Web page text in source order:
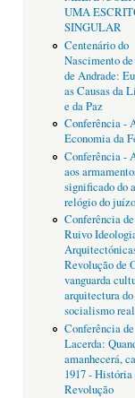
UMA
SINGULAR
Centenário do
Nascimento
de Andrade:
as Causas da
e da Paz
Conferência -
Economia da
Conferência -
aos
significado do
relógio do
Conferência
Ruivo
Revolução de
vanguarda
arquitectura do
socialismo real
Conferência
Lacerda:
amanhecerá,
1917 - História
Revolução